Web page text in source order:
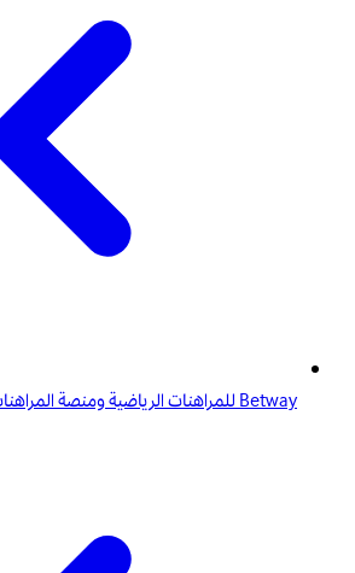
Betway للمراهنات الرياضية ومنصة المراهنات عبر الإنترنت